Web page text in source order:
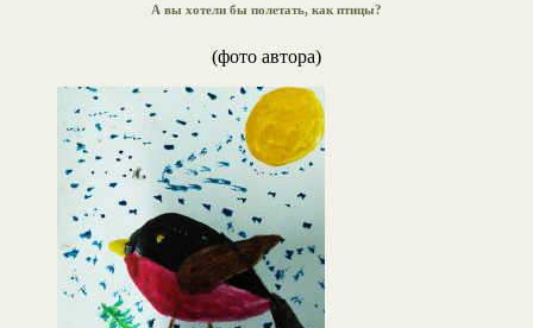
А вы хотели бы полетать, как птицы?
(фото автора)